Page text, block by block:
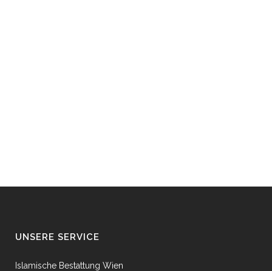
UNSERE SERVICE
Islamische Bestattung Wien